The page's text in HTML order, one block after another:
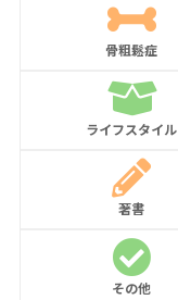
骨粗鬆症
ライフスタイル
著書
その他